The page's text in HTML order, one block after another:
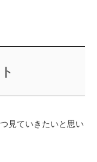
見ていきたいと思い